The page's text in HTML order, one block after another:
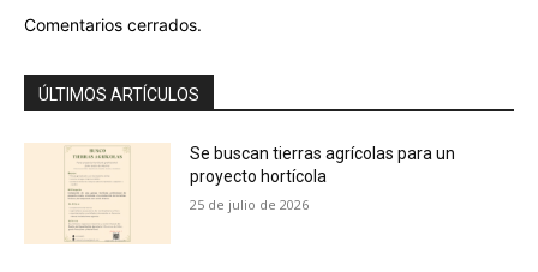
Comentarios cerrados.
ÚLTIMOS ARTÍCULOS
Se buscan tierras agrícolas para un
proyecto hortícola
25 de julio de 2026